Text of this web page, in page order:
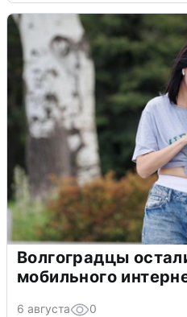
Волгоградцы
мобильного
6 августа 0